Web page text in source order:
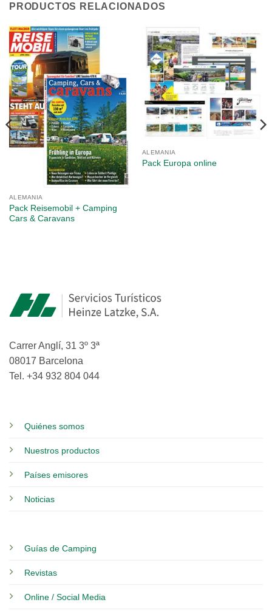
PRODUCTOS RELACIONADOS
ALEMANIA
Pack Reisemobil + Camping
Cars & Caravans
ALEMANIA
Pack Europa online
Carrer Anglí, 31 3º 3ª
08017 Barcelona
Tel. +34 932 804 044
Quiénes somos
Nuestros productos
Países emisores
Noticias
Guías de Camping
Revistas
Online / Social Media